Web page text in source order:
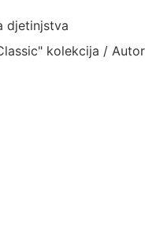
djetinjstva
kolekcija /